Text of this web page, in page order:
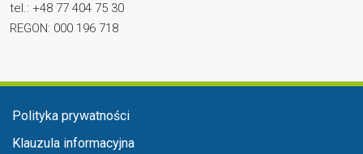
tel.: +48 77 404 75 30
REGON: 000 196 718
Menu stopka
Polityka prywatności
Klauzula informacyjna